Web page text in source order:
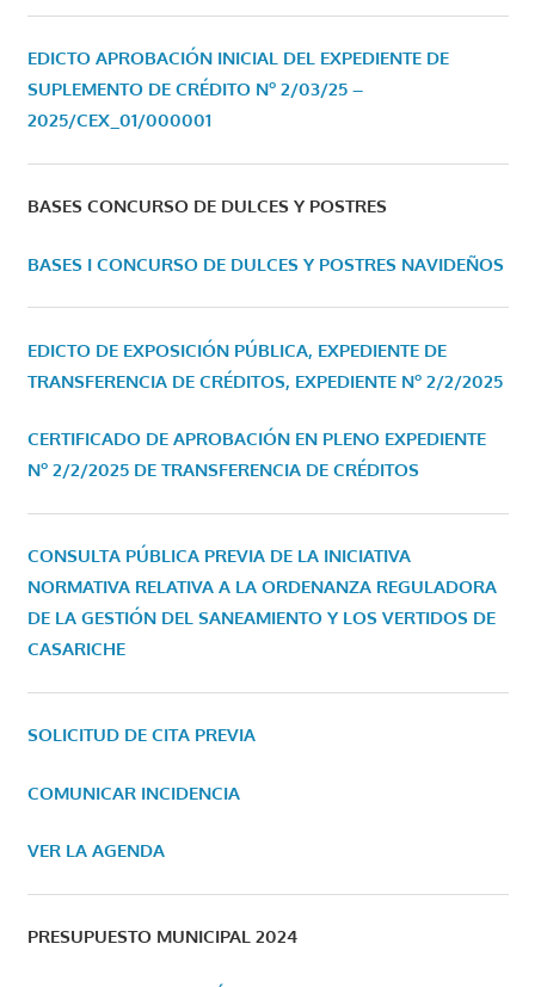
EDICTO APROBACIÓN INICIAL DEL EXPEDIENTE DE
SUPLEMENTO DE CRÉDITO Nº 2/03/25 –
2025/CEX_01/000001
BASES CONCURSO DE DULCES Y POSTRES
BASES I CONCURSO DE DULCES Y POSTRES NAVIDEÑOS
EDICTO DE EXPOSICIÓN PÚBLICA, EXPEDIENTE DE
TRANSFERENCIA DE CRÉDITOS, EXPEDIENTE Nº 2/2/2025
CERTIFICADO DE APROBACIÓN EN PLENO EXPEDIENTE
Nº 2/2/2025 DE TRANSFERENCIA DE CRÉDITOS
CONSULTA PÚBLICA PREVIA DE LA INICIATIVA
NORMATIVA RELATIVA A LA ORDENANZA REGULADORA
DE LA GESTIÓN DEL SANEAMIENTO Y LOS VERTIDOS DE
CASARICHE
SOLICITUD DE CITA PREVIA
COMUNICAR INCIDENCIA
VER LA AGENDA
PRESUPUESTO MUNICIPAL 2024